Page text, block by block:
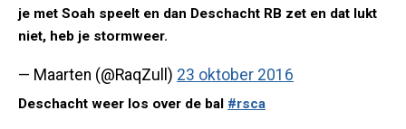
je met Soah speelt en dan Deschacht RB zet en dat lukt
niet, heb je stormweer.
— Maarten (@RaqZull) 23 oktober 2016
Deschacht weer los over de bal #rsca